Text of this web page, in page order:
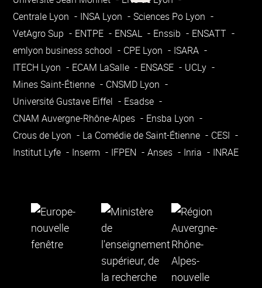
Centrale Lyon
INSA Lyon
Sciences Po Lyon
VetAgro Sup
ENTPE ENSAL Enssib
ENSATT
emlyon business school
CPE Lyon
ISARA
ITECH Lyon
ECAM LaSalle ENSASE
UCLy
Mines Saint-Étienne
CNSMD Lyon
Université Gustave Eiffel
Esadse
CNAM Auvergne-Rhône-Alpes
Ensba Lyon
Crous de Lyon
La Comédie de Saint-Étienne
CESI
Institut Lyfe
Inserm IFPEN Anses Inria INRAE